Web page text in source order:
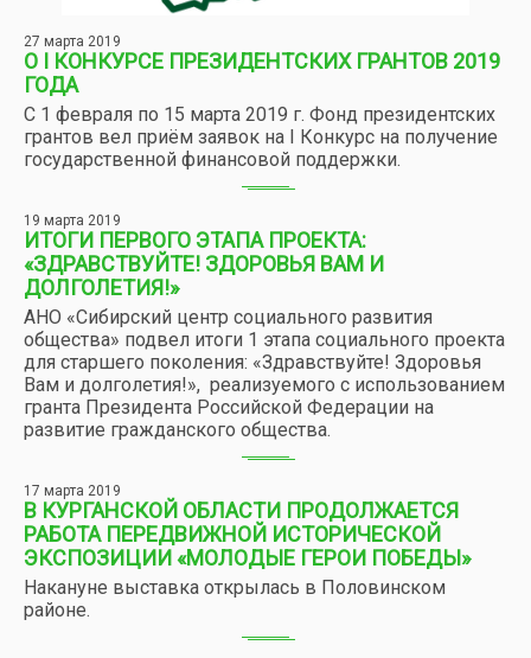
27 марта 2019
О I КОНКУРСЕ ПРЕЗИДЕНТСКИХ ГРАНТОВ 2019
ГОДА
С 1 февраля по 15 марта 2019 г. Фонд президентских
грантов вел приём заявок на I Конкурс на получение
государственной финансовой поддержки.
19 марта 2019
ИТОГИ ПЕРВОГО ЭТАПА ПРОЕКТА:
«ЗДРАВСТВУЙТЕ! ЗДОРОВЬЯ ВАМ И
ДОЛГОЛЕТИЯ!»
АНО «Сибирский центр социального развития
общества» подвел итоги 1 этапа социального проекта
для старшего поколения: «Здравствуйте! Здоровья
Вам и долголетия!», реализуемого с использованием
гранта Президента Российской Федерации на
развитие гражданского общества.
17 марта 2019
В КУРГАНСКОЙ ОБЛАСТИ ПРОДОЛЖАЕТСЯ
РАБОТА ПЕРЕДВИЖНОЙ ИСТОРИЧЕСКОЙ
ЭКСПОЗИЦИИ «МОЛОДЫЕ ГЕРОИ ПОБЕДЫ»
Накануне выставка открылась в Половинском
районе.